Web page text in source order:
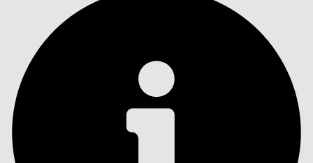
SISÄLLYSLUETTELO